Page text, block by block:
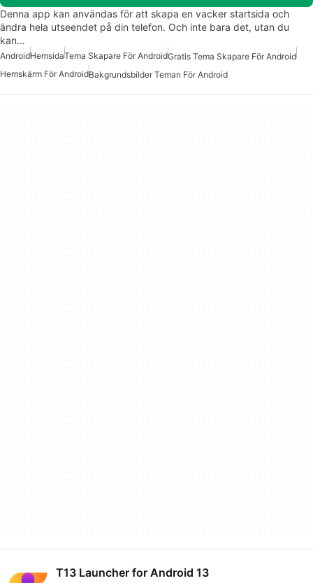
Denna app kan användas för att skapa en vacker startsida och
ändra hela utseendet på din telefon. Och inte bara det, utan du
kan…
AndroidHemsidaTema Skapare För AndroidGratis Tema Skapare För Android
Hemskärm För AndroidBakgrundsbilder Teman För Android
T13 Launcher for Android 13